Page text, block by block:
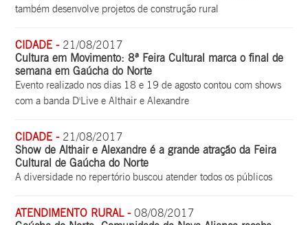
também desenvolve projetos de construção rural
CIDADE - 21/08/2017
Cultura em Movimento: 8ª Feira Cultural marca o final de
semana em Gaúcha do Norte
Evento realizado nos dias 18 e 19 de agosto contou com shows
com a banda D'Live e Althair e Alexandre
CIDADE - 21/08/2017
Show de Althair e Alexandre é a grande atração da Feira
Cultural de Gaúcha do Norte
A diversidade no repertório buscou atender todos os públicos
ATENDIMENTO RURAL -08/08/2017